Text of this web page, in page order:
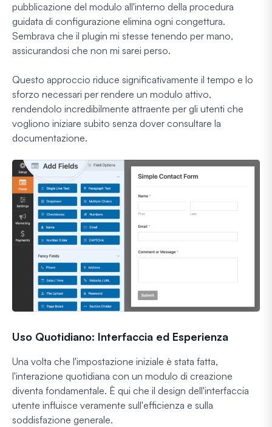
pubblicazione del modulo all'interno della procedura
guidata di configurazione elimina ogni congettura.
Sembrava che il plugin mi stesse tenendo per mano,
assicurandosi che non mi sarei perso.
Questo approccio riduce significativamente il tempo e lo
sforzo necessari per rendere un modulo attivo,
rendendolo incredibilmente attraente per gli utenti che
vogliono iniziare subito senza dover consultare la
documentazione.
Uso Quotidiano: Interfaccia ed Esperienza
Una volta che l'impostazione iniziale è stata fatta,
l'interazione quotidiana con un modulo di creazione
diventa fondamentale. È qui che il design dell'interfaccia
utente influisce veramente sull'efficienza e sulla
soddisfazione generale.